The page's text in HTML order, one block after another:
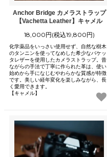
Anchor Bridge カメラストラップ
【Vachetta Leather】キャメル
18,000円(税込19,800円)
化学薬品をいっさい使用せず、自然な樹木
のタンニンを使ってなめした希少なバケッ
タレザーを使用したカメラストラップ。昔
ながらの手法で丁寧に作られた革は、使い
始めから手になじむやわらかな質感が特徴
です。美しい経年変化を楽しみながら、長
く愛用できます。
【キャメル】